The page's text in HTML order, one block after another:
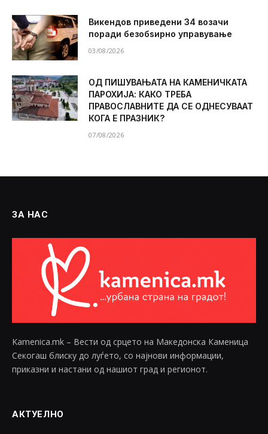
Викендов приведени 34 возачи
поради безобѕирно управување
03/08/2026
ОД ПИШУВАЊАТА НА КАМЕНИЧКАТА
ПАРОХИЈА: КАКО ТРЕБА
ПРАВОСЛАВНИТЕ ДА СЕ ОДНЕСУВААТ
КОГА Е ПРАЗНИК?
07/08/2026
ЗА НАС
Kamenica.mk – Вести од срцето на Македонска Каменица
Секогаш блиску до луѓето, со најнови информации,
приказни и настани од нашиот град и регионот.
АКТУЕЛНО